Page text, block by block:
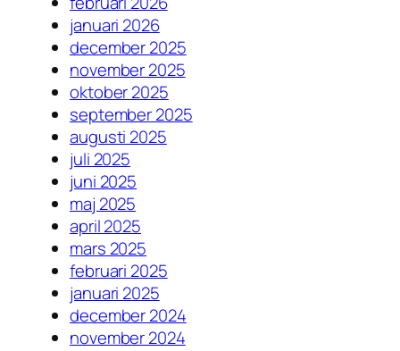
januari 2026
december 2025
november 2025
oktober 2025
september 2025
augusti 2025
juli 2025
juni 2025
maj 2025
april 2025
mars 2025
februari 2025
januari 2025
december 2024
november 2024